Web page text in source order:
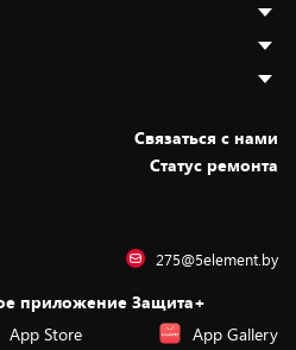
Cвязаться с нами
Статус ремонта
275@5element.by
приложение Защита+
App Store App Gallery